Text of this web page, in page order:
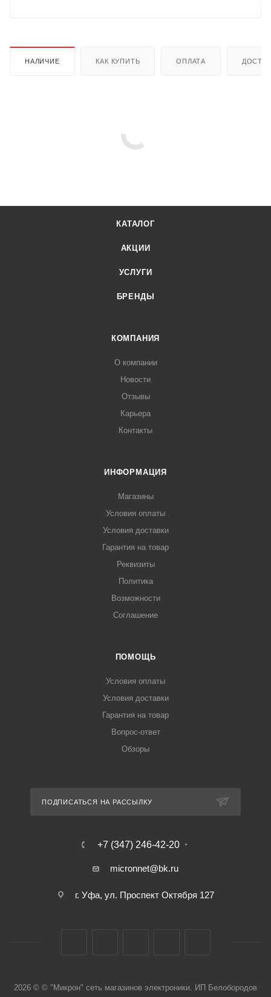
НАЛИЧИЕ КАК КУПИТЬ ОПЛАТА
КАТАЛОГ
АКЦИИ
УСЛУГИ
БРЕНДЫ
КОМПАНИЯ
О компании
Новости
Отзывы
Карьера
Контакты
ИНФОРМАЦИЯ
Магазины
Условия оплаты
Условия доставки
Гарантия на товар
Реквизиты
Политика
Возможности
Соглашение
ПОМОЩЬ
Условия оплаты
Условия доставки
Гарантия на товар
Вопрос-ответ
Обзоры
ПОДПИСАТЬСЯ НА РАССЫЛКУ
+7 (347) 246-42-20
micronnet@bk.ru
г. Уфа, ул. Проспект Октября 127
2026 © © "Микрон" сеть магазинов электроники. ИП Белобородов